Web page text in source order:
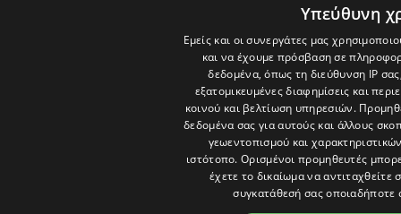
Υπεύθυνη
Εμείς και οι συνεργάτες μας
και να έχουμε πρόσβαση σε
δεδομένα, όπως τη διεύθυνση IP
εξατομικευμένες διαφημίσεις και
κοινού και βελτίωση υπηρεσιών.
δεδομένα σας για αυτούς και άλλους
γεωεντοπισμού και
ιστότοπο. Ορισμένοι προμηθευτές
έχετε το δικαίωμα να αντιταχθείτε
συγκατάθεσή σας οποιαδήποτε